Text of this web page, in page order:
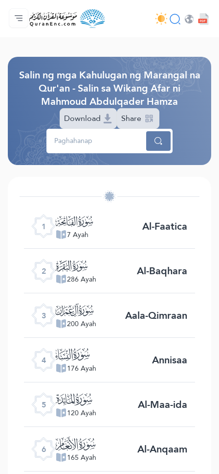
Ang Pangunahin
Indise ng mga Salin
Audio
Mga Serbisyo ng mga Developer - API
Tungkol
makipag-ugnayan sa amin
Ang Wika
Salin ng mga Kahulugan ng Marangal na
Qur'an - Salin sa Wikang Afar ni
Mahmoud Abdulqader Hamza
Download Share
1 ﮍ
7 Ayah Al-Faatica
2 ﮎ
286 Ayah Al-Baqhara
3 ﮏ
200 Ayah Aala-Qimraan
4 ﮐ
176 Ayah Annisaa
5 ﮑ
120 Ayah Al-Maa-ida
6 ﮒ
165 Ayah Al-Anqaam